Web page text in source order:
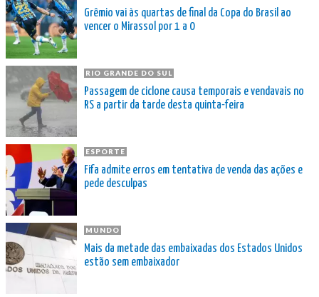
Grêmio vai às quartas de final da Copa do Brasil ao
vencer o Mirassol por 1 a 0
RIO GRANDE DO SUL
Passagem de ciclone causa temporais e vendavais no
RS a partir da tarde desta quinta-feira
ESPORTE
Fifa admite erros em tentativa de venda das ações e
pede desculpas
MUNDO
Mais da metade das embaixadas dos Estados Unidos
estão sem embaixador